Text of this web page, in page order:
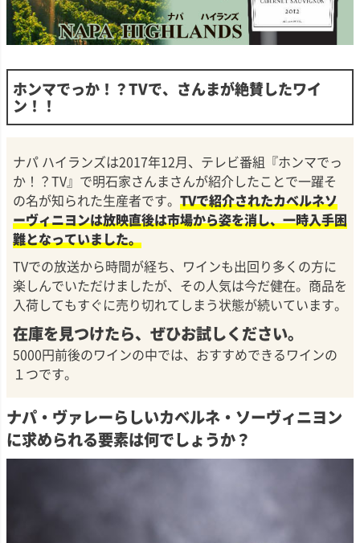
ホンマでっか！？TVで、さんまが絶賛したワイ
ン！！
ナパ ハイランズは2017年12月、テレビ番組『ホンマでっ
か！？TV』で明石家さんまさんが紹介したことで一躍そ
の名が知られた生産者です。 TVで紹介されたカベルネソ
ーヴィニヨンは放映直後は市場から姿を消し、一時入手困
難となっていました。
TVでの放送から時間が経ち、ワインも出回り多くの方に
楽しんでいただけましたが、その人気は今だ健在。商品を
入荷してもすぐに売り切れてしまう状態が続いています。
在庫を見つけたら、ぜひお試しください。
5000円前後のワインの中では、おすすめできるワインの
１つです。
ナパ・ヴァレーらしいカベルネ・ソーヴィニヨン
に求められる要素は何でしょうか？